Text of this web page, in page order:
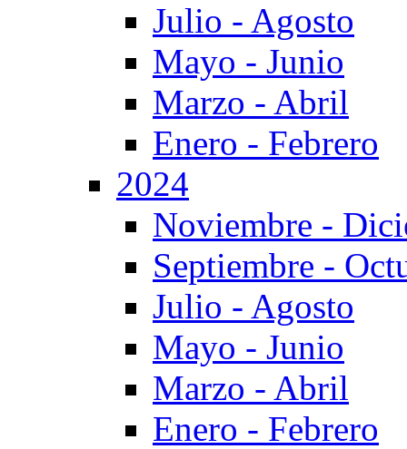
Julio - Agosto
Mayo - Junio
Marzo - Abril
Enero - Febrero
2024
Noviembre -
Septiembre -
Julio - Agosto
Mayo - Junio
Marzo - Abril
Enero - Febrero